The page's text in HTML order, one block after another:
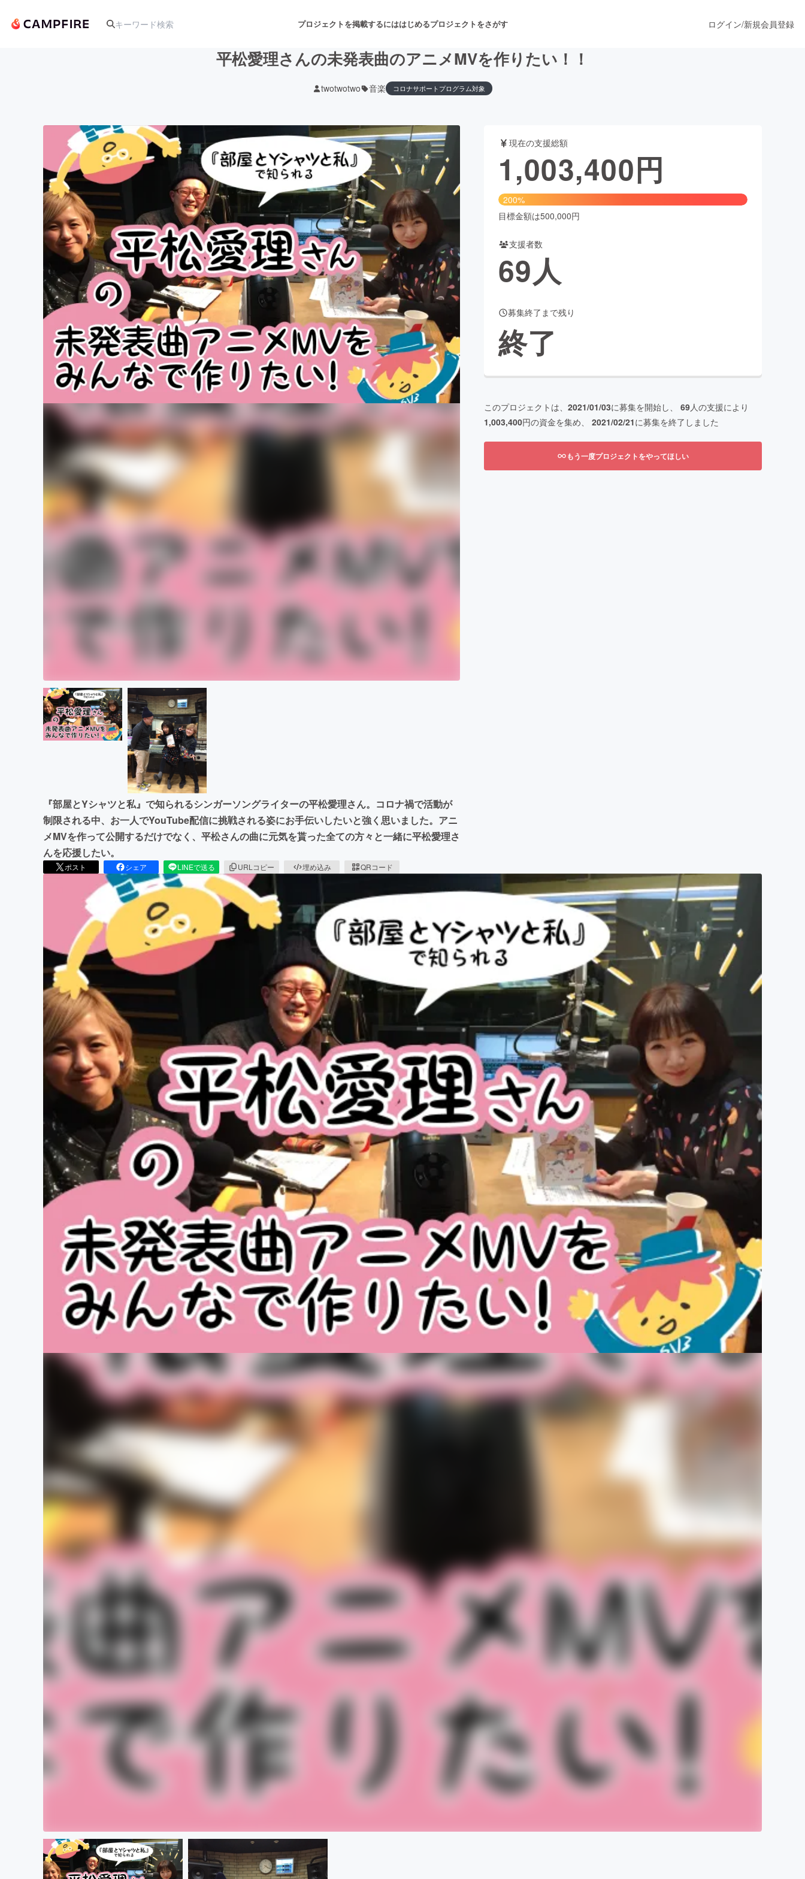
プロジェクトを掲載するにははじめるプロジェクトをさがす
アート・写真 舞台・パフォーマンス
テクノロジー・ガジェット ゲーム・サービス開発 フード・飲食店 ファッション
映像・映画 書籍・雑誌出版
ビジネス・起業 チャレンジ ビューティー・ヘルスケア
まちづくり・地域活性化
CAMPFIRE for Social GoodCAMPFIRE Creation
CAMPFIREふるさと納税machi-yaコミュニティ
ログイン/新規会員登録
平松愛理さんの未発表曲のアニメMVを作りたい！！
twotwotwo 音楽 コロナサポートプログラム対象
『部屋とYシャツと私』で知られるシンガーソングライターの平松愛理さん。コロナ禍で活動が
制限される中、お一人でYouTube配信に挑戦される姿にお手伝いしたいと強く思いました。アニ
メMVを作って公開するだけでなく、平松さんの曲に元気を貰った全ての方々と一緒に平松愛理さ
んを応援したい。
ポスト シェア LINEで送る URLコピー 埋め込み QRコード
現在の支援総額
1,003,400円
200%
目標金額は500,000円
支援者数
69人
募集終了まで残り
終了
このプロジェクトは、 2021/01/03に募集を開始し、 69人の支援により
1,003,400円の資金を集め、 2021/02/21に募集を終了しました
もう一度プロジェクトをやってほしい